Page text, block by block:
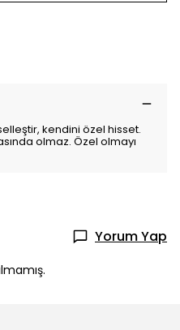
kendini özel hisset.
olmaz. Özel olmayı
Yorum Yap